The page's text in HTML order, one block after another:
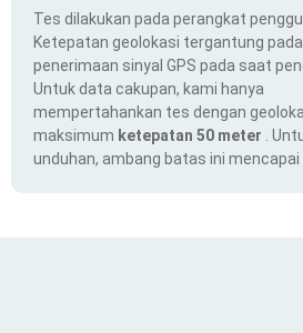
Tes dilakukan pada perangkat
Ketepatan geolokasi tergantung
penerimaan sinyal GPS pada saat
Untuk data cakupan, kami hanya
mempertahankan tes dengan
maksimum ketepatan 50 meter
.
unduhan, ambang batas ini mencapai